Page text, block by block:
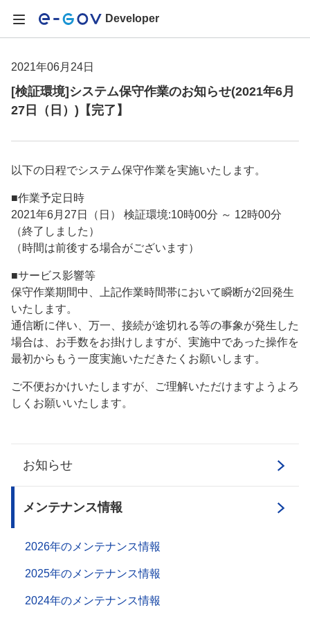
Developer
2021年06月24日
[検証環境]システム保守作業のお知らせ(2021年6月
27日（日）)【完了】
以下の日程でシステム保守作業を実施いたします。
■作業予定日時
2021年6月27日（日） 検証環境:10時00分 ～ 12時00分
（終了しました）
（時間は前後する場合がございます）
■サービス影響等
保守作業期間中、上記作業時間帯において瞬断が2回発生
いたします。
通信断に伴い、万一、接続が途切れる等の事象が発生した
場合は、お手数をお掛けしますが、実施中であった操作を
最初からもう一度実施いただきたくお願いします。
ご不便おかけいたしますが、ご理解いただけますようよろ
しくお願いいたします。
お知らせ
メンテナンス情報
2026年のメンテナンス情報
2025年のメンテナンス情報
2024年のメンテナンス情報